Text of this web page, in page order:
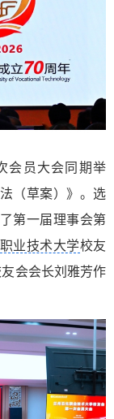
会员大会同期举
（草案）》。选
第一届理事会第
业技术大学校友
会会长刘雅芳作